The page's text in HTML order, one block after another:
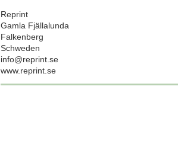
Reprint
Gamla Fjällalunda
Falkenberg
Schweden
info@reprint.se
www.reprint.se